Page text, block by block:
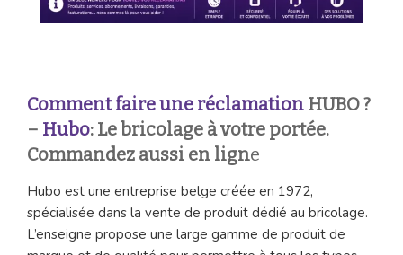
Comment faire une réclamation HUBO ?
– Hubo: Le bricolage à votre portée.
Commandez aussi en ligne
Hubo est une entreprise belge créée en 1972,
spécialisée dans la vente de produit dédié au bricolage.
L’enseigne propose une large gamme de produit de